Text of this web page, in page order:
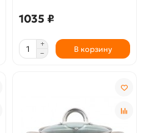
1035 ₽
В корзину